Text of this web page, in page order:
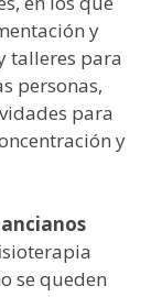
y
talleres para
personas,
para
y
se queden